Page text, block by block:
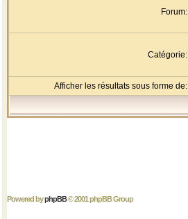
Forum:
Catégorie:
Afficher les résultats sous forme de:
Powered byphpBB© 2001 phpBB Group